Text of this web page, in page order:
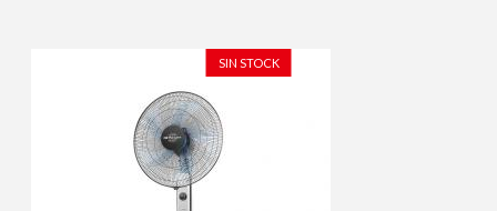
Regulable - Diseño Moderno
SIN STOCK